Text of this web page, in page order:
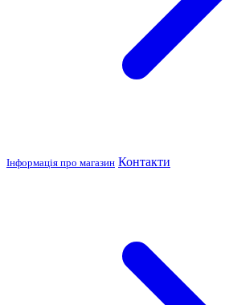
Інформація про магазин Контакти